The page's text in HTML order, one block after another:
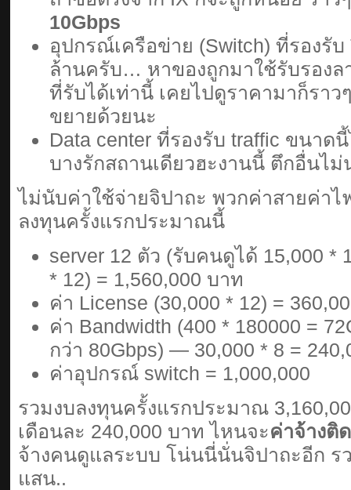
10Gbps
อุปกรณ์เครือข่าย (Switch) ที่รองรั
ล้านครับ… หาของถูกมาใช้รับรอง
ที่รับได้เท่านี้ เคยไปดูราคามาก็ราว
ขยายด้วยนะ
Data center ที่รองรับ traffic ขนาด
บางรักสถานเดียวฮะงานนี้ ตึกอื่นไม่
ไม่นับค่าใช้จ่ายจิปาถะ พวกค่าสายค่าไ
ลงทุนครั้งแรกประมาณนี้
server 12 ตัว (รับคนดูได้ 15,000 *
* 12) = 1,560,000 บาท
ค่า License (30,000 * 12) =
ค่า Bandwidth (400 * 180000 =
กว่า 80Gbps) — 30,000 * 8 =
ค่าอุปกรณ์ switch = 1,000,000
รวมงบลงทุนครั้งแรกประมาณ
เดือนละ 240,000 บาท ไหนจะค่าจ้างติ
จ้างคนดูแลระบบ โน่นนี่นั่นจิปาถะอีก ร
แสน..